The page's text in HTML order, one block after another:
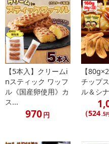
※本品はスープとソースのセ
ませんのでご了承下さい。
※直射日光を避け、常温で保存
注意事項
【賞味・消費期限のある商品に
商品到着時点でのお日持ち期間
のでご了承ください。
【5本入】クリームi
nスティック ワッフ
ル《国産卵使用》カ
ス...
970円
【
チップ
ル＆シ
（524.5